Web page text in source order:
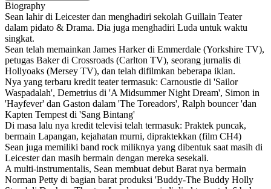
Biography
Sean lahir di Leicester dan menghadiri sekolah Guillain Teater
dalam pidato & Drama. Dia juga menghadiri Luda untuk waktu
singkat.
Sean telah memainkan James Harker di Emmerdale (Yorkshire TV),
petugas Baker di Crossroads (Carlton TV), seorang jurnalis di
Hollyoaks (Mersey TV), dan telah difilmkan beberapa iklan.
Nya yang terbaru kredit teater termasuk: Carnoustie di 'Sailor
Waspadalah', Demetrius di 'A Midsummer Night Dream', Simon in
'Hayfever' dan Gaston dalam 'The Toreadors', Ralph bouncer 'dan
Kapten Tempest di 'Sang Bintang'
Di masa lalu nya kredit televisi telah termasuk: Praktek puncak,
bermain Lapangan, kejahatan murni, dipraktekkan (film CH4)
Sean juga memiliki band rock miliknya yang dibentuk saat masih di
Leicester dan masih bermain dengan mereka sesekali.
A multi-instrumentalis, Sean membuat debut Barat nya bermain
Norman Petty di bagian barat produksi 'Buddy-The Buddy Holly